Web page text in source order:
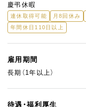
慶弔休暇
連休取得可能 月8回休み
年間休日110日以上
雇用期間
長期（1年以上）
待遇・福利厚生